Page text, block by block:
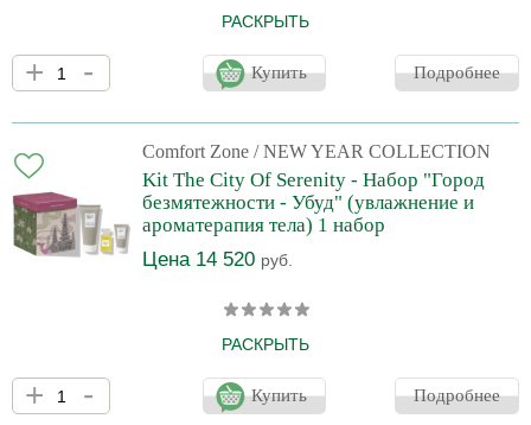
РАСКРЫТЬ
Деликатный гель для интимной гигиены с гиалуроновой
кислотой, пантенолом, экстрактами ромашки и корня
репейника. Мягко очищает, борется с воспалениями,
выделений.
+ - Купить Подробнее
Comfort Zone / NEW YEAR COLLECTION
Kit The City Of Serenity - Набор "Город
безмятежности - Убуд" (увлажнение и
ароматерапия тела) 1 набор
Цена 14 520 руб.
РАСКРЫТЬ
Окунитесь в таинственный мир Убуда — города безмятежности,
затерянного среди пышных джунглей и древних храмов.
Подобно тому, как Убуд приглашает к внутреннему единению,
+ - Купить Подробнее